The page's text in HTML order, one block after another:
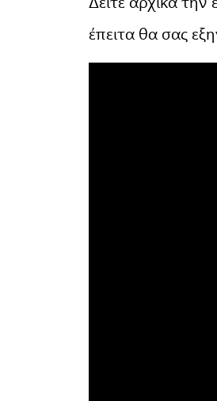
έπειτα θα σας